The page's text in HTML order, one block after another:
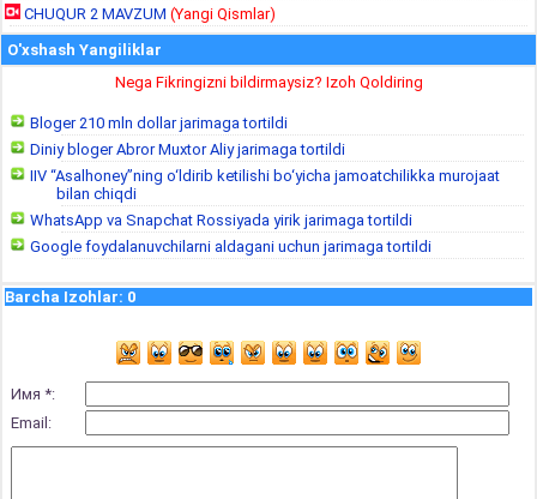
CHUQUR 2 MAVZUM (Yangi Qismlar)
O'xshash Yangiliklar
Nega Fikringizni bildirmaysiz? Izoh Qoldiring
Bloger 210 mln dollar jarimaga tortildi
Diniy bloger Abror Muxtor Aliy jarimaga tortildi
IIV “Asalhoney”ning o‘ldirib ketilishi bo‘yicha jamoatchilikka murojaat
bilan chiqdi
WhatsApp va Snapchat Rossiyada yirik jarimaga tortildi
Google foydalanuvchilarni aldagani uchun jarimaga tortildi
Barcha Izohlar: 0
Имя *:
Email: